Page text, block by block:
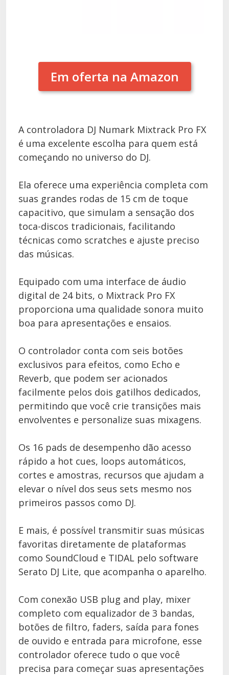
Em oferta na Amazon
A controladora DJ Numark Mixtrack Pro FX
é uma excelente escolha para quem está
começando no universo do DJ.
Ela oferece uma experiência completa com
suas grandes rodas de 15 cm de toque
capacitivo, que simulam a sensação dos
toca-discos tradicionais, facilitando
técnicas como scratches e ajuste preciso
das músicas.
Equipado com uma interface de áudio
digital de 24 bits, o Mixtrack Pro FX
proporciona uma qualidade sonora muito
boa para apresentações e ensaios.
O controlador conta com seis botões
exclusivos para efeitos, como Echo e
Reverb, que podem ser acionados
facilmente pelos dois gatilhos dedicados,
permitindo que você crie transições mais
envolventes e personalize suas mixagens.
Os 16 pads de desempenho dão acesso
rápido a hot cues, loops automáticos,
cortes e amostras, recursos que ajudam a
elevar o nível dos seus sets mesmo nos
primeiros passos como DJ.
E mais, é possível transmitir suas músicas
favoritas diretamente de plataformas
como SoundCloud e TIDAL pelo software
Serato DJ Lite, que acompanha o aparelho.
Com conexão USB plug and play, mixer
completo com equalizador de 3 bandas,
botões de filtro, faders, saída para fones
de ouvido e entrada para microfone, esse
controlador oferece tudo o que você
precisa para começar suas apresentações